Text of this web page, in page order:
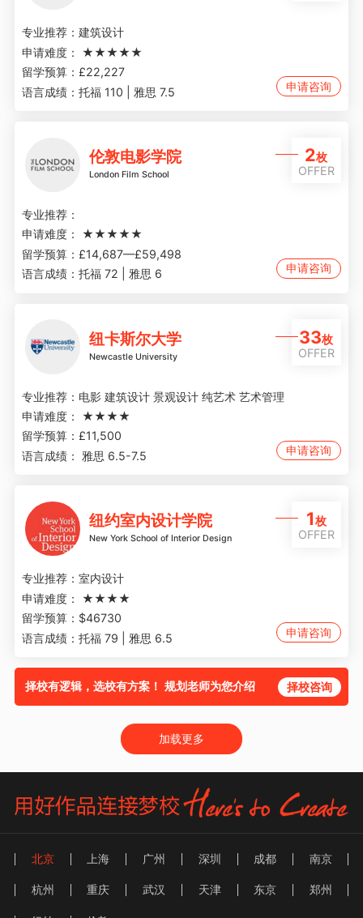
专业推荐： 建筑设计
申请难度：
★★★★★
留学预算： £22,227
语言成绩： 托福 110 | 雅思 7.5 申请咨询
伦敦电影学院
London Film School
2枚
OFFER
专业推荐：
申请难度：
★★★★★
留学预算： £14,687—£59,498
语言成绩： 托福 72 | 雅思 6 申请咨询
纽卡斯尔大学
Newcastle University
33枚
OFFER
专业推荐： 电影 建筑设计 景观设计 纯艺术 艺术管理
申请难度：
★★★★
留学预算： £11,500
语言成绩：
雅思 6.5-7.5 申请咨询
纽约室内设计学院
New York School of Interior Design
1枚
OFFER
专业推荐： 室内设计
申请难度：
★★★★
留学预算： $46730
语言成绩： 托福 79 | 雅思 6.5 申请咨询
择校有逻辑，选校有方案！ 规划老师为您介绍 择校咨询
加载更多
北京 上海 广州 深圳 成都 南京
杭州 重庆 武汉 天津 东京 郑州